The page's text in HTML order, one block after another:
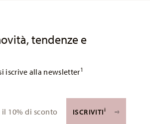
tendenze e
iscrive alla newsletter1
ISCRIVITIi